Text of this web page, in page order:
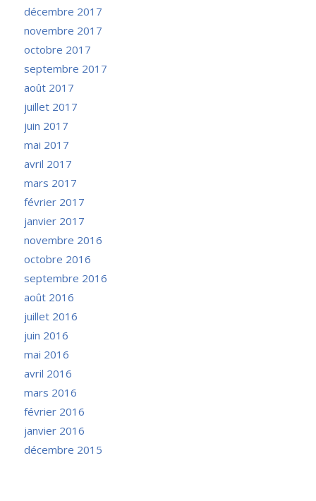
décembre 2017
novembre 2017
octobre 2017
septembre 2017
août 2017
juillet 2017
juin 2017
mai 2017
avril 2017
mars 2017
février 2017
janvier 2017
novembre 2016
octobre 2016
septembre 2016
août 2016
juillet 2016
juin 2016
mai 2016
avril 2016
mars 2016
février 2016
janvier 2016
décembre 2015